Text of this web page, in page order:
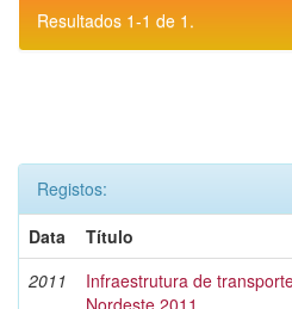
Resultados 1-1 de 1.
Registos:
Data
Título
2011
Infraestrutura de
Nordeste 2011